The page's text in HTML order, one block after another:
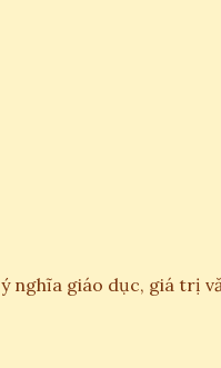
giáo dục, giá trị